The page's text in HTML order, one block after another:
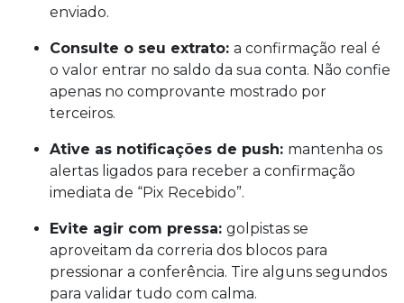
enviado.
Consulte o seu extrato: a confirmação real é
o valor entrar no saldo da sua conta. Não confie
apenas no comprovante mostrado por
terceiros.
Ative as notificações de push: mantenha os
alertas ligados para receber a confirmação
imediata de “Pix Recebido”.
Evite agir com pressa: golpistas se
aproveitam da correria dos blocos para
pressionar a conferência. Tire alguns segundos
para validar tudo com calma.